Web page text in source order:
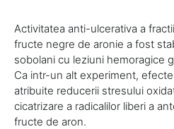
Activitatea anti-ulcerativa a
fructe negre de aronie a fost
sobolani cu leziuni hemoragice
Ca intr-un alt experiment,
atribuite reducerii stresului
cicatrizare a radicalilor liberi a
fructe de aron.